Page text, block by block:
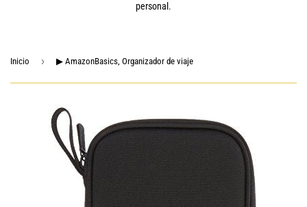
personal.
Inicio › ▶ AmazonBasics, Organizador de viaje